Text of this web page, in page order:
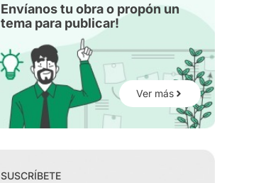
Envíanos tu obra o propón un
tema para publicar!
Ver más
SUSCRÍBETE